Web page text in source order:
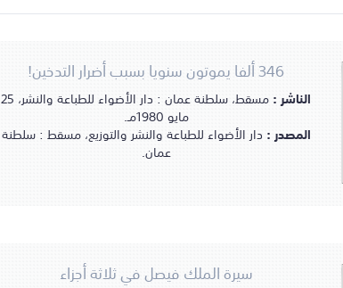
346 ألفا يموتون سنويا بسبب أضرار التدخين!
الناشر : مسقط، سلطنة عمان : دار الأضواء للطباعة والنشر، 25
مايو 1980مـ.
المصدر : دار الأضواء للطباعة والنشر والتوزيع، مسقط : سلطنة
عمان.
سيرة الملك فيصل في ثلاثة أجزاء